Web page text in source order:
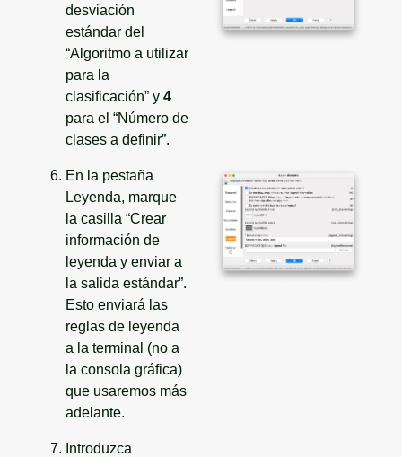
desviación
estándar del
“Algoritmo a utilizar
para la
clasificación” y 4
para el “Número de
clases a definir”.
En la pestaña
Leyenda, marque
la casilla “Crear
información de
leyenda y enviar a
la salida estándar”.
Esto enviará las
reglas de leyenda
a la terminal (no a
la consola gráfica)
que usaremos más
adelante.
Introduzca